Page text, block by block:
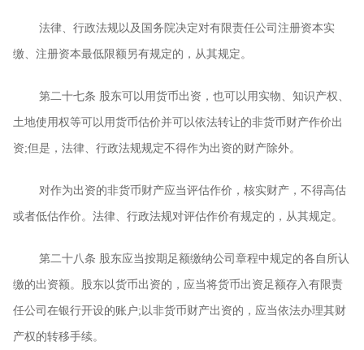
法律、行政法规以及国务院决定对有限责任公司注册资本实
缴、注册资本最低限额另有规定的，从其规定。
第二十七条 股东可以用货币出资，也可以用实物、知识产权、
土地使用权等可以用货币估价并可以依法转让的非货币财产作价出
资;但是，法律、行政法规规定不得作为出资的财产除外。
对作为出资的非货币财产应当评估作价，核实财产，不得高估
或者低估作价。法律、行政法规对评估作价有规定的，从其规定。
第二十八条 股东应当按期足额缴纳公司章程中规定的各自所认
缴的出资额。股东以货币出资的，应当将货币出资足额存入有限责
任公司在银行开设的账户; 以非货币财产出资的，应当依法办理其财
产权的转移手续。